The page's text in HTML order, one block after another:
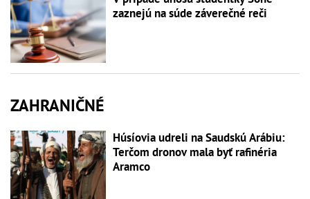
zaznejú na súde záverečné reči
ZAHRANIČNÉ
Húsíovia udreli na Saudskú Arábiu:
Terčom dronov mala byť rafinéria
Aramco